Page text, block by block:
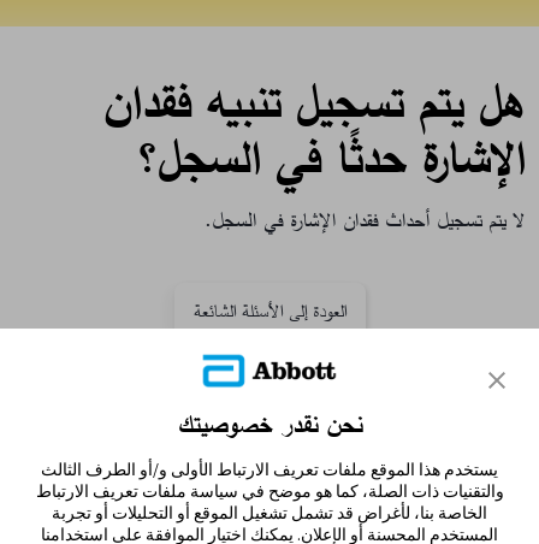
هل يتم تسجيل تنبيه فقدان
الإشارة حدثًا في السجل؟
لا يتم تسجيل أحداث فقدان الإشارة في السجل.
العودة إلى الأسئلة الشائعة
إخلاء المسؤولية والمراجع
نحن نقدر خصوصيتك
يستخدم هذا الموقع ملفات تعريف الارتباط الأولى و/أو الطرف الثالث
والتقنيات ذات الصلة، كما هو موضح في سياسة ملفات تعريف الارتباط
الخاصة بنا، لأغراض قد تشمل تشغيل الموقع أو التحليلات أو تجربة
المستخدم المحسنة أو الإعلان. يمكنك اختيار الموافقة على استخدامنا